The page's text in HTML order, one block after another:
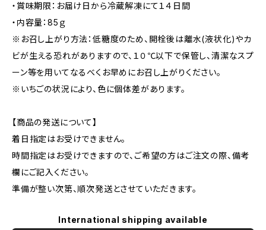
・賞味期限：お届け日から冷蔵解凍にて１４日間
・内容量：85ｇ
※お召し上がり方法：低糖度のため、開栓後は離水(液状化)やカ
ビが生える恐れがありますので、１０℃以下で保管し、清潔なスプ
ーン等を用いてなるべくお早めにお召し上がりください。
※いちごの状況により、色に個体差があります。
【商品の発送について】
着日指定はお受けできません。
時間指定はお受けできますので、ご希望の方はご注文の際、備考
欄にご記入ください。
準備が整い次第、順次発送とさせていただきます。
International shipping available